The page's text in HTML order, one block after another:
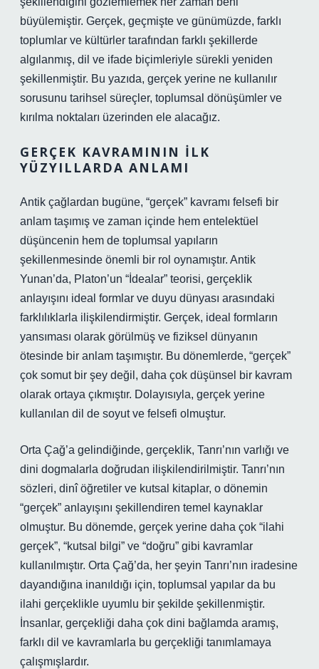
büyülemiştir. Gerçek, geçmişte ve günümüzde, farklı
toplumlar ve kültürler tarafından farklı şekillerde
algılanmış, dil ve ifade biçimleriyle sürekli yeniden
şekillenmiştir. Bu yazıda, gerçek yerine ne kullanılır
sorusunu tarihsel süreçler, toplumsal dönüşümler ve
kırılma noktaları üzerinden ele alacağız.
GERÇEK KAVRAMININ İLK
YÜZYILLARDA ANLAMI
Antik çağlardan bugüne, “gerçek” kavramı felsefi bir
anlam taşımış ve zaman içinde hem entelektüel
düşüncenin hem de toplumsal yapıların
şekillenmesinde önemli bir rol oynamıştır. Antik
Yunan’da, Platon’un “İdealar” teorisi, gerçeklik
anlayışını ideal formlar ve duyu dünyası arasındaki
farklılıklarla ilişkilendirmiştir. Gerçek, ideal formların
yansıması olarak görülmüş ve fiziksel dünyanın
ötesinde bir anlam taşımıştır. Bu dönemlerde, “gerçek”
çok somut bir şey değil, daha çok düşünsel bir kavram
olarak ortaya çıkmıştır. Dolayısıyla, gerçek yerine
kullanılan dil de soyut ve felsefi olmuştur.
Orta Çağ’a gelindiğinde, gerçeklik, Tanrı’nın varlığı ve
dini dogmalarla doğrudan ilişkilendirilmiştir. Tanrı’nın
sözleri, dinî öğretiler ve kutsal kitaplar, o dönemin
“gerçek” anlayışını şekillendiren temel kaynaklar
olmuştur. Bu dönemde, gerçek yerine daha çok “ilahi
gerçek”, “kutsal bilgi” ve “doğru” gibi kavramlar
kullanılmıştır. Orta Çağ’da, her şeyin Tanrı’nın iradesine
dayandığına inanıldığı için, toplumsal yapılar da bu
ilahi gerçeklikle uyumlu bir şekilde şekillenmiştir.
İnsanlar, gerçekliği daha çok dini bağlamda aramış,
farklı dil ve kavramlarla bu gerçekliği tanımlamaya
çalışmışlardır.